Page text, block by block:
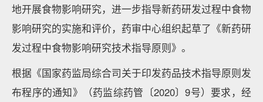
地开展食物影响研究，进一步指导新药研发过程中食物
影响研究的实施和评价，药审中心组织起草了《新药研
发过程中食物影响研究技术指导原则》。
根据《国家药监局综合司关于印发药品技术指导原则发
布程序的通知》（药监综药管〔2020〕9号）要求，经